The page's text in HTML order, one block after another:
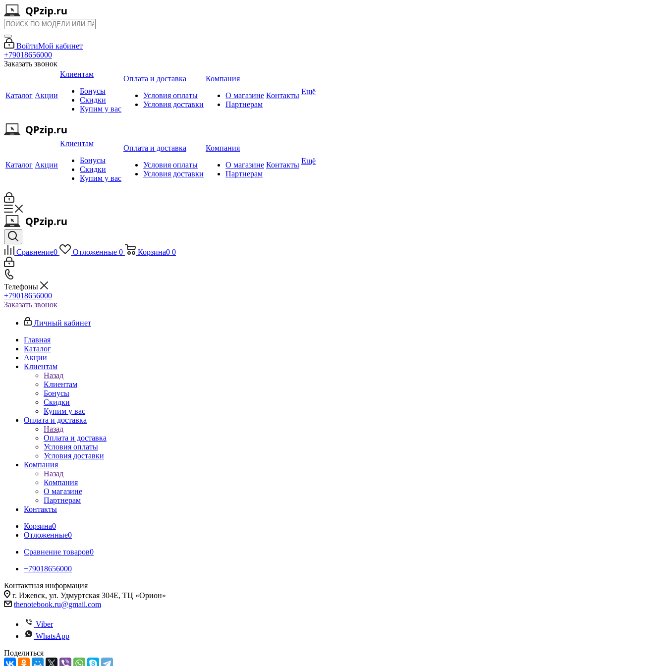
ВойтиМой кабинет
+79018656000
Заказать звонок
Каталог Акции
Клиентам
Бонусы
Скидки
Купим у вас
Оплата и доставка
Условия оплаты
Условия доставки
Компания
О магазине
Партнерам
Контакты Ещё
Каталог Акции
Клиентам
Бонусы
Скидки
Купим у вас
Оплата и доставка
Условия оплаты
Условия доставки
Компания
О магазине
Партнерам
Контакты Ещё
Сравнение0 Отложенные 0 Корзина0 0
Телефоны
+79018656000
Заказать звонок
Личный кабинет
Главная
Каталог
Акции
Клиентам
Назад
Клиентам
Бонусы
Скидки
Купим у вас
Оплата и доставка
Назад
Оплата и доставка
Условия оплаты
Условия доставки
Компания
Назад
Компания
О магазине
Партнерам
Контакты
Корзина0
Отложенные0
Сравнение товаров0
+79018656000
Контактная информация
г. Ижевск, ул. Удмуртская 304Е, ТЦ «Орион»
thenotebook.ru@gmail.com
Viber
WhatsApp
Поделиться